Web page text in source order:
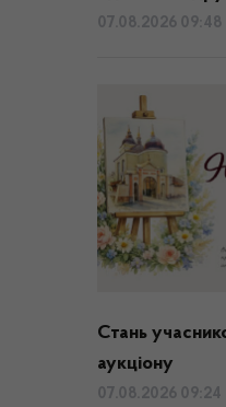
07.08.2026 09:48
Стань
аукціону
07.08.2026 09:24